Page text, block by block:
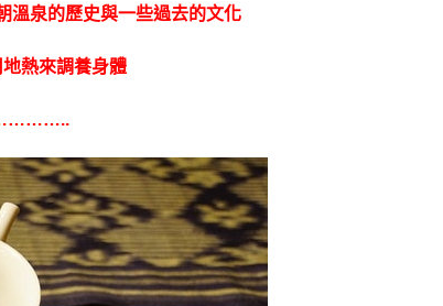
溫泉的歷史與一些過去的文化
熱來調養身體